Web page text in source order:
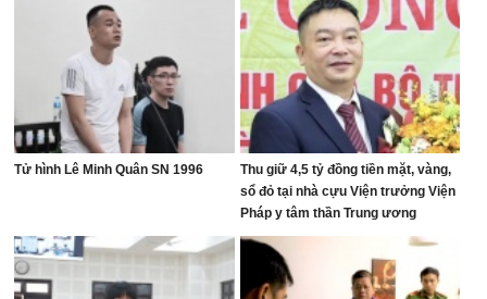
Tử hình Lê Minh Quân SN 1996
Thu giữ 4,5 tỷ đồng tiền mặt, vàng,
sổ đỏ tại nhà cựu Viện trưởng Viện
Pháp y tâm thần Trung ương